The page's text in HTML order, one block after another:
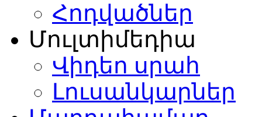
Հոդվածներ
Մուլտիմեդիա
Վիդեո սրահ
Լուսանկարներ